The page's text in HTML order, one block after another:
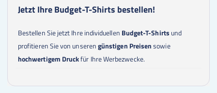
Jetzt Ihre Budget-T-Shirts bestellen!
Bestellen Sie jetzt Ihre individuellen Budget-T-Shirts und
profitieren Sie von unserengünstigen Preisensowie
hochwertigem Druckfür Ihre Werbezwecke.